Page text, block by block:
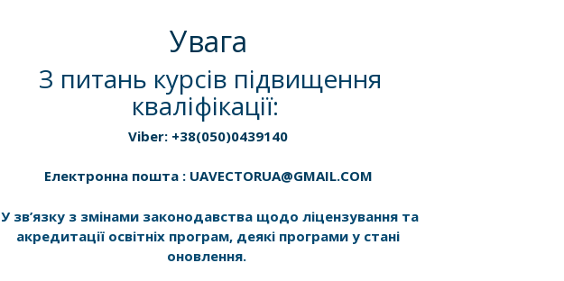
Увага
З питань курсів підвищення
кваліфікації:
Viber: +38(050)0439140
Електронна пошта : UAVECTORUA@GMAIL.COM
У зв’язку з змінами законодавства щодо ліцензування та
акредитації освітніх програм, деякі програми у стані
оновлення.